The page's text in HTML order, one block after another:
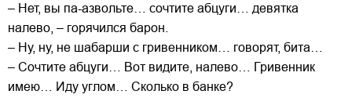
– Нет, вы па-азвольте… сочтите абцуги… девятка
налево, – горячился барон.
– Ну, ну, не шабарши с гривенником… говорят, бита…
– Сочтите абцуги… Вот видите, налево… Гривенник
имею… Иду углом… Сколько в банке?